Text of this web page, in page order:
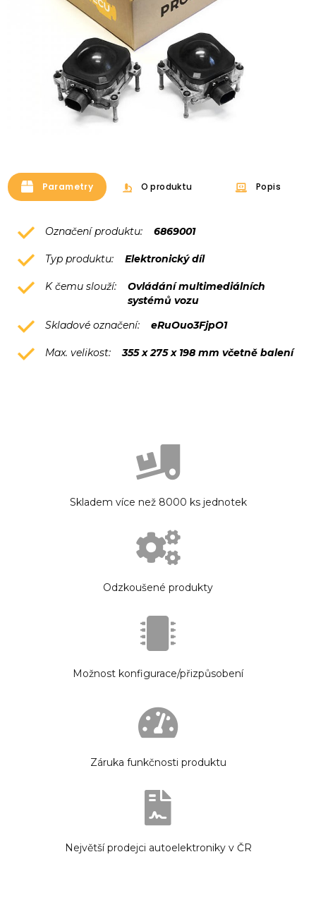
Parametry O produktu Popis
Označení produktu: 6869001
Typ produktu: Elektronický díl
K čemu slouží:
Ovládání multimediálních
systémů vozu
Skladové označení:
eRuOuo3FjpO1
Max. velikost: 355 x 275 x 198 mm včetně balení
Skladem více než 8000 ks jednotek
Odzkoušené produkty
Možnost konfigurace/přizpůsobení
Záruka funkčnosti produktu
Největší prodejci autoelektroniky v ČR